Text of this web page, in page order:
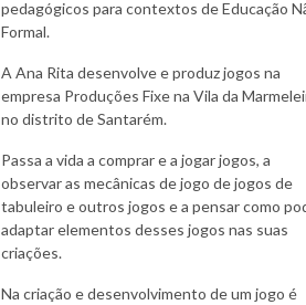
pedagógicos para contextos de Educação
Formal.
A Ana Rita desenvolve e produz jogos na
empresa Produções Fixe na Vila da
no distrito de Santarém.
Passa a vida a comprar e a jogar jogos, a
observar as mecânicas de jogo de jogos de
tabuleiro e outros jogos e a pensar como
adaptar elementos desses jogos nas suas
criações.
Na criação e desenvolvimento de um jogo é